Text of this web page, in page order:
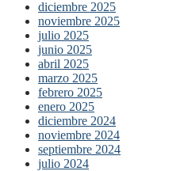
diciembre 2025
noviembre 2025
julio 2025
junio 2025
abril 2025
marzo 2025
febrero 2025
enero 2025
diciembre 2024
noviembre 2024
septiembre 2024
julio 2024